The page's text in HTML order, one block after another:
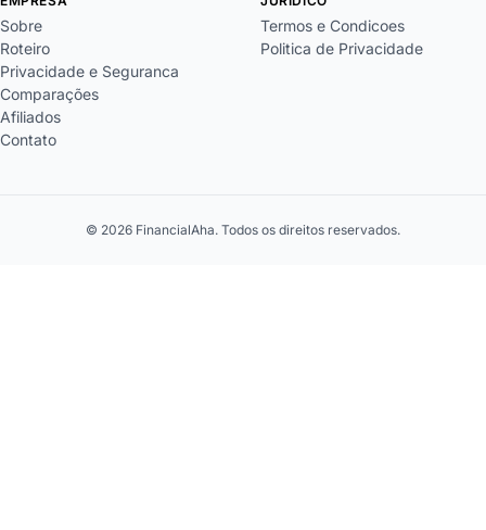
Sobre
Roteiro
Privacidade e Seguranca
Comparações
Afiliados
Contato
Termos e Condicoes
Politica de Privacidade
© 2026 FinancialAha. Todos os direitos reservados.